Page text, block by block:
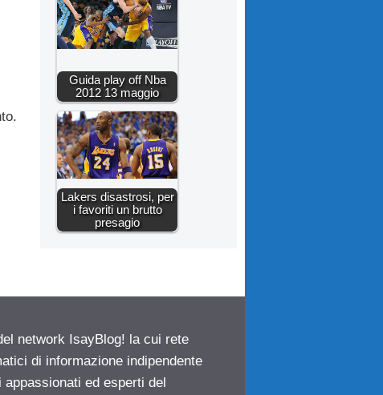
Guida play off Nba
2012 13 maggio
Lakers disastrosi, per
i favoriti un brutto
presagio
network IsayBlog! la cui rete
di informazione indipendente
ed esperti del